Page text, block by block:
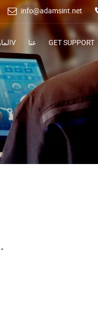
info@adamsint.net
الماركاتV عنا GET SUPPORT
أو ملء النموذج أدناه.